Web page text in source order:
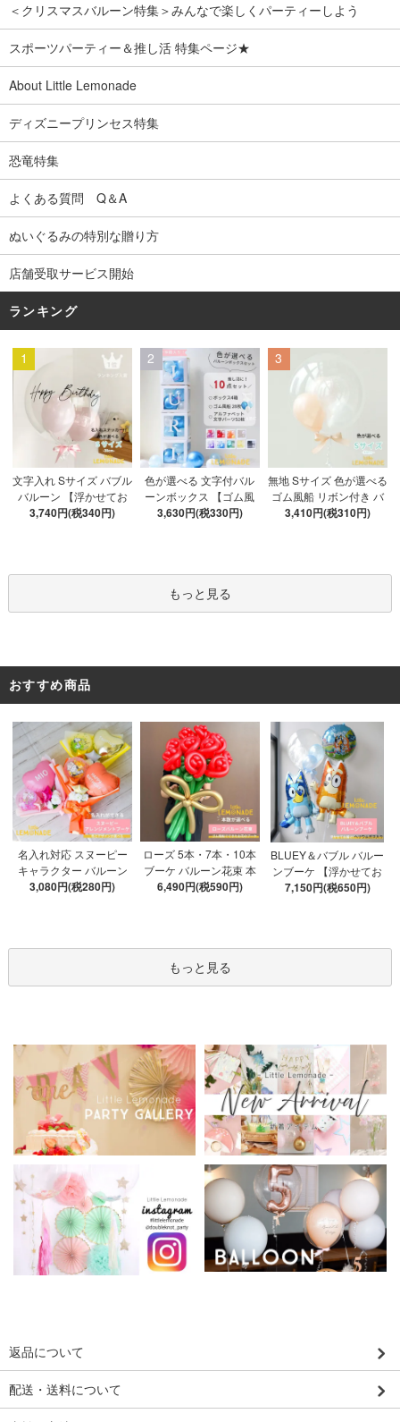
＜クリスマスバルーン特集＞みんなで楽しくパーティーしよう
スポーツパーティー＆推し活 特集ページ★
About Little Lemonade
ディズニープリンセス特集
恐竜特集
よくある質問 Q＆A
ぬいぐるみの特別な贈り方
店舗受取サービス開始
ランキング
1
文字入れ Sサイズ バブル
バルーン 【浮かせてお
届け】 バルーン
3,740円(税340円)
2
色が選べる 文字付バル
ーンボックス 【ゴム風
船&文字パーツ付き】 DI
ツ52枚 推し活
3,630円(税330円)
3
無地 Sサイズ 色が選べる
ゴム風船 リボン付き バ
ブルバルーン 【浮かせ
3,410円(税310円)
もっと見る
おすすめ商品
名入れ対応 スヌーピー
キャラクター バルーン
ブーケ 選べる7種 【膨ら
3,080円(税280円)
ローズ 5本・7本・10本
ブーケ バルーン花束 本
数が選べる 【膨らませ
6,490円(税590円)
BLUEY＆バブル バルー
ンブーケ 【浮かせてお
届け】 ヘリウムガス入
7,150円(税650円)
もっと見る
返品について
配送・送料について